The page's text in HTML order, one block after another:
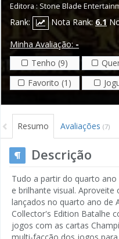
Editora :Stone Blade
Rank: Nota Rank: 6.1
Minha Avaliação: -
Tenho (9)
Favorito (1)
Resumo Avaliações (7)
Descrição
Tudo a partir do quarto
e brilhante visual.
lançados no quarto ano de
Collector's Edition Batalhe
jogos com as cartas
multi-facção dos jogos